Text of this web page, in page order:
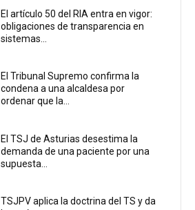
El artículo 50 del RIA entra en vigor:
obligaciones de transparencia en
sistemas...
El Tribunal Supremo confirma la
condena a una alcaldesa por
ordenar que la...
El TSJ de Asturias desestima la
demanda de una paciente por una
supuesta...
TSJPV aplica la doctrina del TS y da